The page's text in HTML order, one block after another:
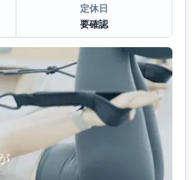
定休日
要確認